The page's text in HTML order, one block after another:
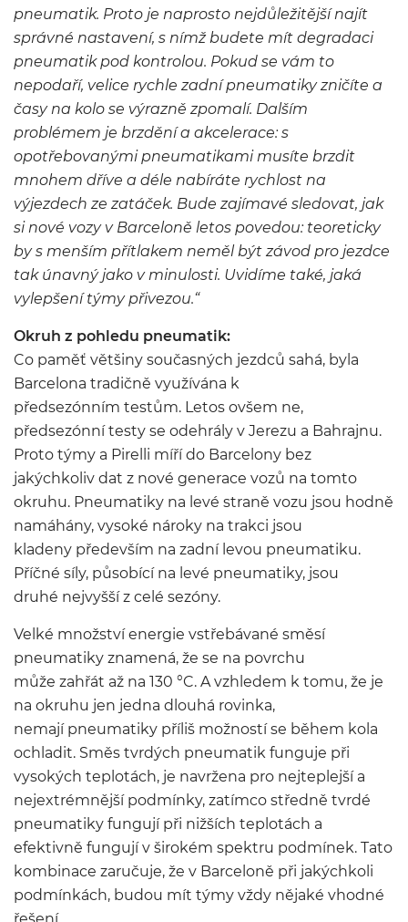
pneumatik. Proto je naprosto nejdůležitější najít
správné nastavení, s nímž budete mít degradaci
pneumatik pod kontrolou. Pokud se vám to
nepodaří, velice rychle zadní pneumatiky zničíte a
časy na kolo se výrazně zpomalí. Dalším
problémem je brzdění a akcelerace: s
opotřebovanými pneumatikami musíte brzdit
mnohem dříve a déle nabíráte rychlost na
výjezdech ze zatáček. Bude zajímavé sledovat, jak
si nové vozy v Barceloně letos povedou: teoreticky
by s menším přítlakem neměl být závod pro jezdce
tak únavný jako v minulosti. Uvidíme také, jaká
vylepšení týmy přivezou.“
Okruh z pohledu pneumatik:
Co paměť většiny současných jezdců sahá, byla
Barcelona tradičně využívána k
předsezónním testům. Letos ovšem ne,
předsezónní testy se odehrály v Jerezu a Bahrajnu.
Proto týmy a Pirelli míří do Barcelony bez
jakýchkoliv dat z nové generace vozů na tomto
okruhu. Pneumatiky na levé straně vozu jsou hodně
namáhány, vysoké nároky na trakci jsou
kladeny především na zadní levou pneumatiku.
Příčné síly, působící na levé pneumatiky, jsou
druhé nejvyšší z celé sezóny.
Velké množství energie vstřebávané směsí
pneumatiky znamená, že se na povrchu
může zahřát až na 130 °C. A vzhledem k tomu, že je
na okruhu jen jedna dlouhá rovinka,
nemají pneumatiky příliš možností se během kola
ochladit. Směs tvrdých pneumatik funguje při
vysokých teplotách, je navržena pro nejteplejší a
nejextrémnější podmínky, zatímco středně tvrdé
pneumatiky fungují při nižších teplotách a
efektivně fungují v širokém spektru podmínek. Tato
kombinace zaručuje, že v Barceloně při jakýchkoli
podmínkách, budou mít týmy vždy nějaké vhodné